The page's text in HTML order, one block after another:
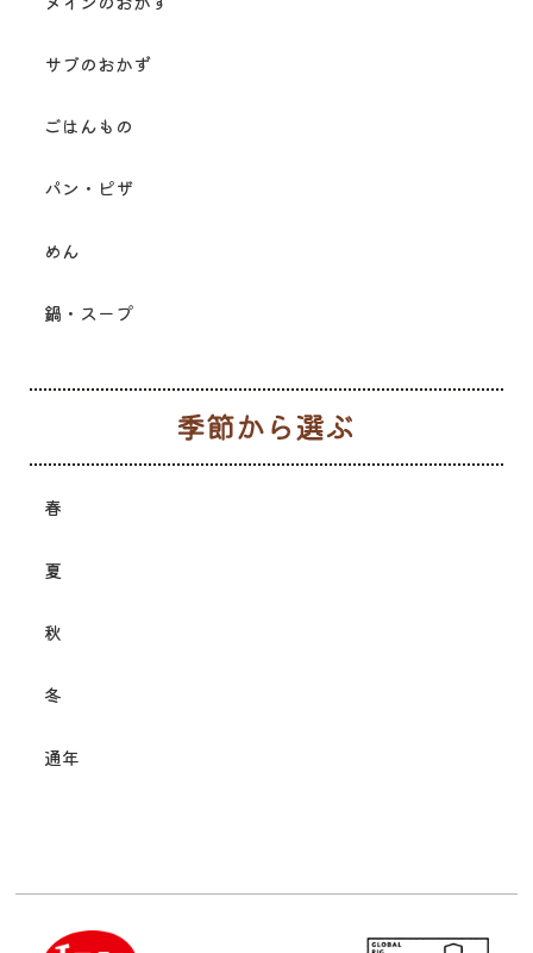
サブのおかず
ごはんもの
パン・ピザ
めん
鍋・スープ
春
夏
秋
冬
通年